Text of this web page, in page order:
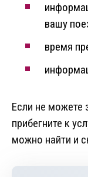
вашу
время
Если не можете
прибегните к
можно найти и